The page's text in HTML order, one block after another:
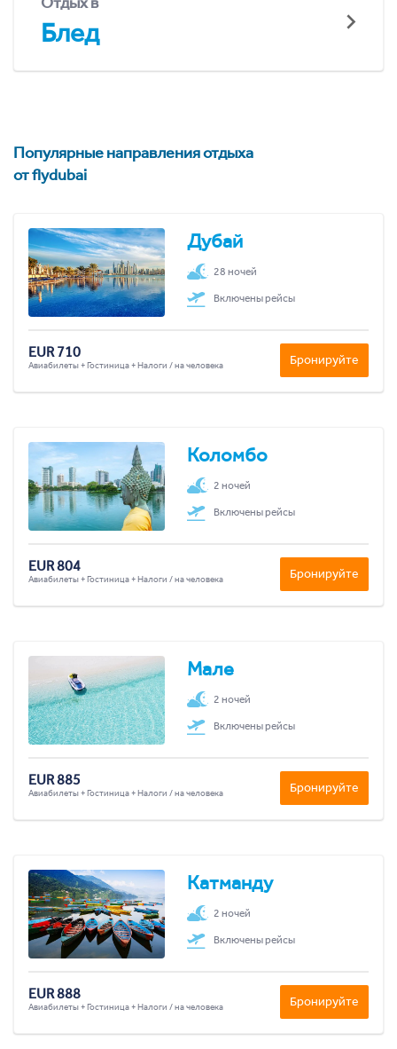
Блед
Популярные направления отдыха
от flydubai
Дубай
28 ночей
Включены рейсы
EUR 710
Авиабилеты + Гостиница + Налоги / на человека Бронируйте
Коломбо
2 ночей
Включены рейсы
EUR 804
Авиабилеты + Гостиница + Налоги / на человека Бронируйте
Мале
2 ночей
Включены рейсы
EUR 885
Авиабилеты + Гостиница + Налоги / на человека Бронируйте
Катманду
2 ночей
Включены рейсы
EUR 888
Авиабилеты + Гостиница + Налоги / на человека Бронируйте